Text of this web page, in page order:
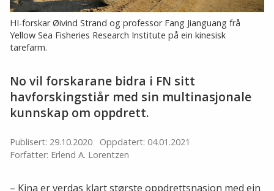
HI-forskar Øivind Strand og professor Fang Jianguang frå
Yellow Sea Fisheries Research Institute på ein kinesisk
tarefarm.
No vil forskarane bidra i FN sitt
havforskingstiår med sin multinasjonale
kunnskap om oppdrett.
Publisert: 29.10.2020
Oppdatert: 04.01.2021
Forfatter: Erlend A. Lorentzen
– Kina er verdas klart største oppdrettsnasjon med ein